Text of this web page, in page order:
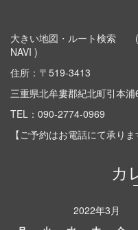
大きい地図・ルート検索
NAVI )
住所：〒519-3413
三重県北牟婁郡紀北町引本
TEL： 090-2774-0969
【ご予約はお電話にて承りま
カ
2022年3月